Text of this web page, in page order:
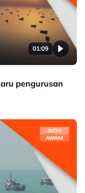
01:09
pengurusan